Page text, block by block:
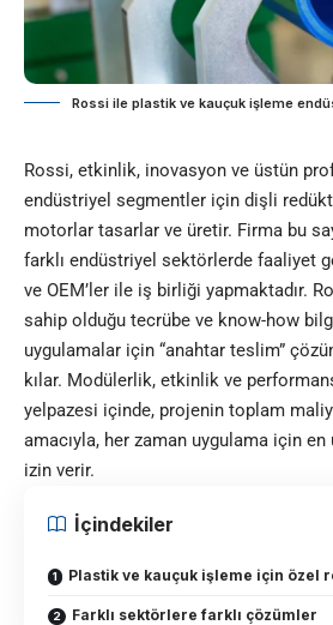
Rossi ile plastik ve kauçuk işleme
Rossi, etkinlik, inovasyon ve üstün
endüstriyel segmentler için dişli
motorlar tasarlar ve üretir. Firma bu
farklı endüstriyel sektörlerde faaliyet
ve OEM’ler ile iş birliği yapmaktadır.
sahip olduğu tecrübe ve know-how
uygulamalar için “anahtar teslim”
kılar. Modülerlik, etkinlik ve
yelpazesi içinde, projenin toplam
amacıyla, her zaman uygulama için
izin verir.
İçindekiler
Plastik ve kauçuk işleme için özel
Farklı sektörlere farklı çözümler